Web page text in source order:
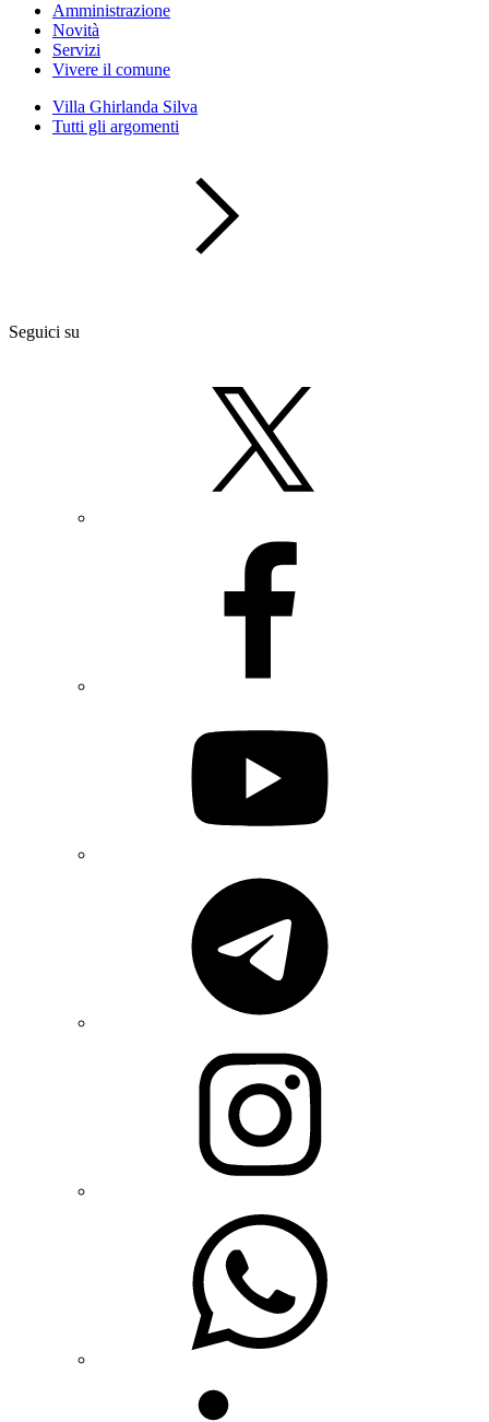
Amministrazione
Novità
Servizi
Vivere il comune
Villa Ghirlanda Silva
Tutti gli argomenti
Seguici su